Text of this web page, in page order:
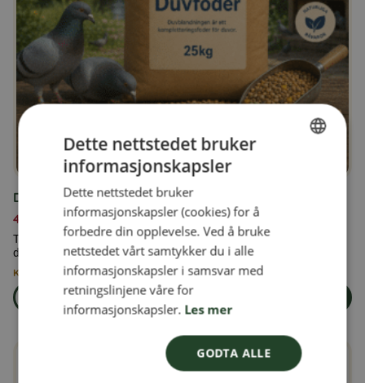
Duefôr 25 kg
459,00 kr
Tilskuddsfôr for duer, tilsatt vitaminer og mineraler i henhold til
dyrets behov og kondisjon.
Kun 3 igjen på lager
Les mer
om produkten Duefôr 25 kg
Dette nettstedet bruker
informasjonskapsler
Dette nettstedet bruker
informasjonskapsler (cookies) for å
forbedre din opplevelse. Ved å bruke
nettstedet vårt samtykker du i alle
informasjonskapsler i samsvar med
retningslinjene våre for
informasjonskapsler. Les mer
GODTA ALLE